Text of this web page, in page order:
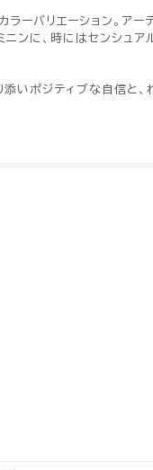
ーバリエーション。アー
ンに、時にはセンシュア
いポジティブな自信と、